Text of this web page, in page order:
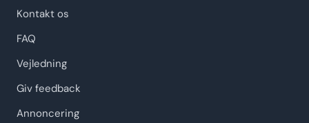
Kontakt os
FAQ
Vejledning
Giv feedback
Annoncering